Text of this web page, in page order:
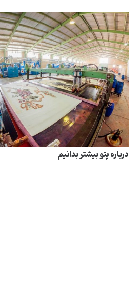
درباره پتو بیشتر بدانیم